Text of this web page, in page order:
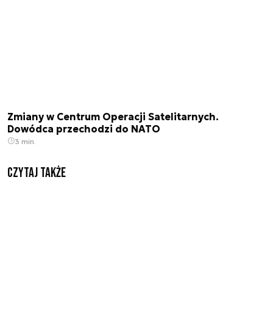
Zmiany w Centrum Operacji Satelitarnych.
Dowódca przechodzi do NATO
3 min.
Czytaj także